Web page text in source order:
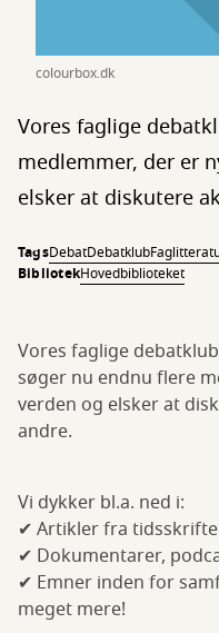
colourbox.dk
Vores faglige
medlemmer, der er
elsker at diskutere
TagsDebatDebatklub
BibliotekHovedbiblioteket
Vores faglige
søger nu endnu flere
verden og elsker at
andre.
Vi dykker bl.a. ned i:
✔ Artikler fra
✔ Dokumentarer,
✔ Emner inden for
meget mere!